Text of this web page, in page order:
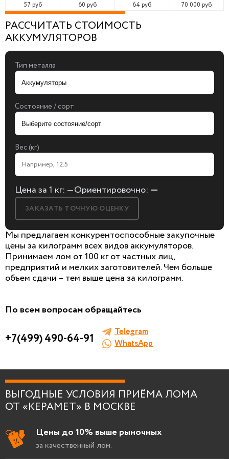
57 руб 60 руб 64 руб 70 000 руб
РАССЧИТАТЬ СТОИМОСТЬ
АККУМУЛЯТОРОВ
Тип металла
Состояние / сорт
Вес (кг)
Цена за 1 кг: —Ориентировочно: —
ЗАКАЗАТЬ ТОЧНУЮ ОЦЕНКУ
БЕСПЛАТНАЯ КОНСУЛЬТАЦИЯ
И ОЦЕНКА ЛОМА
Заполните форму, мы сами к вам позвоним!
Я согласен наобработку персональных
Мы предлагаем конкурентоспособные закупочные
цены за килограмм всех видов аккумуляторов.
Принимаем лом от 100 кг от частных лиц,
предприятий и мелких заготовителей. Чем больше
объем сдачи – тем выше цена за килограмм.
По всем вопросам обращайтесь
+7(499) 490-64-91
Telegram
WhatsApp
ВЫГОДНЫЕ УСЛОВИЯ ПРИЁМА ЛОМА
ОТ «КЕРАМЕТ» В МОСКВЕ
Цены до 10% выше рыночных
за качественный лом.